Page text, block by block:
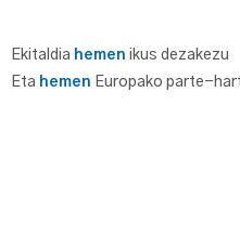
Ekitaldia hemen ikus dezakezu
Eta hemen Europako parte-